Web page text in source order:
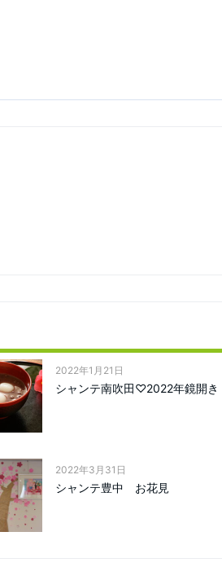
2022年1月21日
シャンテ南吹田♡2022年鏡開き
2022年3月31日
シャンテ豊中 お花見